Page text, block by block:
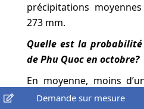
précipitations
273 mm.
Quelle est la probabilité
de Phu Quoc en octobre?
En moyenne, moins
sur l’île de Phu Quoc
Demande sur mesure